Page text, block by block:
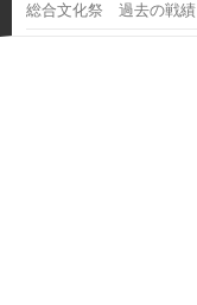
総合文化祭 過去の戦績